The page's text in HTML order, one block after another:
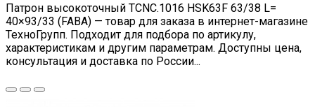
Патрон высокоточный TCNC.1016 HSK63F 63/38 L=
40×93/33 (FABA) — товар для заказа в интернет-магазине
ТехноГрупп. Подходит для подбора по артикулу,
характеристикам и другим параметрам. Доступны цена,
консультация и доставка по России...